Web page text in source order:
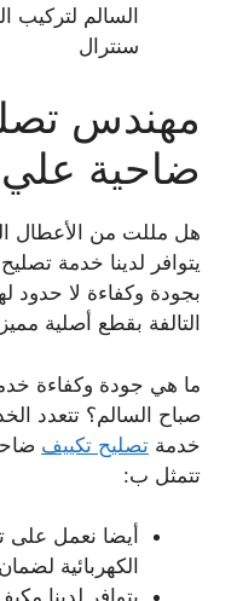
السالم لتركيب
سنترال
مهندس
ضاحية
هل مللت من الأعطال
يتوافر لدينا خدمة
بجودة وكفاءة لا حدود
التالفة بقطع أصلية
ما هي جودة وكفاءة
صباح السالم؟ تتعدد
خدمة تصليح تكييف
تتمثل ب:
أيضا نعمل على
الكهربائية